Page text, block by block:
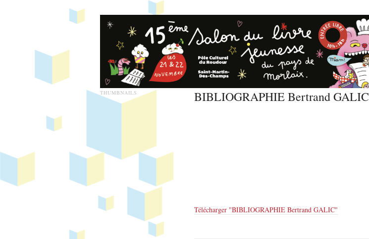
BIBLIOGRAPHIE Bertrand GALIC
Télécharger "BIBLIOGRAPHIE Bertrand GALIC"
THUMBNAILS